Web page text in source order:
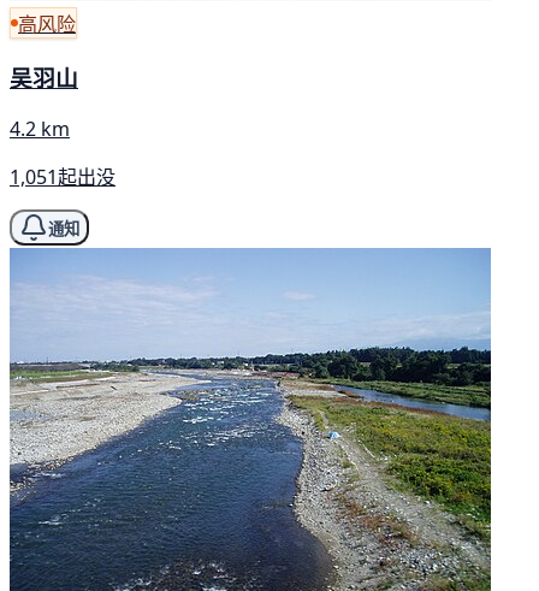
高风险
吴羽山
4.2 km
1,051起出没
通知